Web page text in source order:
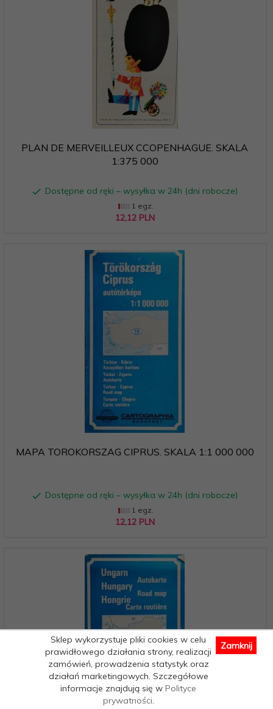
PLAN DE MERVEILLEUX CCOPENHAGUE. SKALA
1:375 000
Dostępne od ręki – wysyłka w 24h (dni robocze)
1 egz.
12,12 PLN
MAPA TOROKORSZAG CIPRUS. SKALA 1:1 000 000
Dostępne od ręki – wysyłka w 24h (dni robocze)
1 egz.
12,12 PLN
Sklep wykorzystuje pliki cookies w celu
prawidłowego działania strony, realizacji
zamówień, prowadzenia statystyk oraz
działań marketingowych. Szczegółowe
informacje znajdują się wPolityce
prywatności
Zamknij